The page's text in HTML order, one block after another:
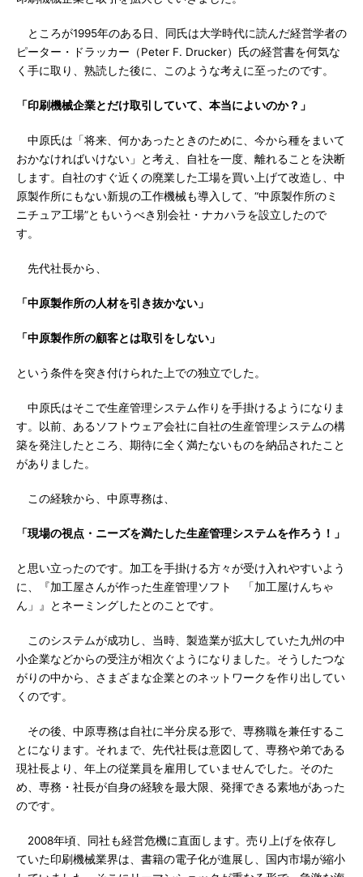
ところが1995年のある日、同氏は大学時代に読んだ経営学者の
ピーター・ドラッカー（Peter F. Drucker）氏の経営書を何気な
く手に取り、熟読した後に、このような考えに至ったのです。
「印刷機械企業とだけ取引していて、本当によいのか？」
中原氏は「将来、何かあったときのために、今から種をまいて
おかなければいけない」と考え、自社を一度、離れることを決断
します。自社のすぐ近くの廃業した工場を買い上げて改造し、中
原製作所にもない新規の工作機械も導入して、“中原製作所のミ
ニチュア工場”ともいうべき別会社・ナカハラを設立したので
す。
先代社長から、
「中原製作所の人材を引き抜かない」
「中原製作所の顧客とは取引をしない」
という条件を突き付けられた上での独立でした。
中原氏はそこで生産管理システム作りを手掛けるようになりま
す。以前、あるソフトウェア会社に自社の生産管理システムの構
築を発注したところ、期待に全く満たないものを納品されたこと
がありました。
この経験から、中原専務は、
「現場の視点・ニーズを満たした生産管理システムを作ろう！」
と思い立ったのです。加工を手掛ける方々が受け入れやすいよう
に、『加工屋さんが作った生産管理ソフト 「加工屋けんちゃ
ん」』とネーミングしたとのことです。
このシステムが成功し、当時、製造業が拡大していた九州の中
小企業などからの受注が相次ぐようになりました。そうしたつな
がりの中から、さまざまな企業とのネットワークを作り出してい
くのです。
その後、中原専務は自社に半分戻る形で、専務職を兼任するこ
とになります。それまで、先代社長は意図して、専務や弟である
現社長より、年上の従業員を雇用していませんでした。そのた
め、専務・社長が自身の経験を最大限、発揮できる素地があった
のです。
2008年頃、同社も経営危機に直面します。売り上げを依存し
ていた印刷機械業界は、書籍の電子化が進展し、国内市場が縮小